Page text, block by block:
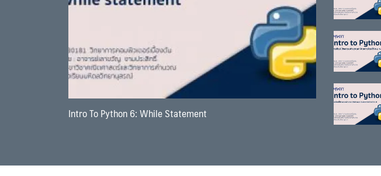
Intro To Python 6: While Statement